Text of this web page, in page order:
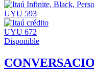
UYU 593
UYU 672
Disponible